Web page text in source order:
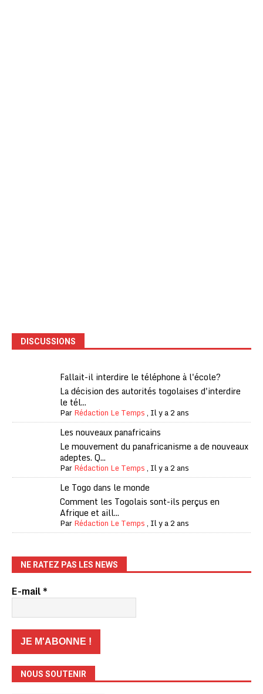
DISCUSSIONS
Fallait-il interdire le téléphone à l'école?
La décision des autorités togolaises d'interdire
le tél...
ParRédaction Le Temps, Il y a 2 ans
Les nouveaux panafricains
Le mouvement du panafricanisme a de nouveaux
adeptes. Q...
ParRédaction Le Temps, Il y a 2 ans
Le Togo dans le monde
Comment les Togolais sont-ils perçus en
Afrique et aill...
ParRédaction Le Temps, Il y a 2 ans
NE RATEZ PAS LES NEWS
E-mail*
NOUS SOUTENIR